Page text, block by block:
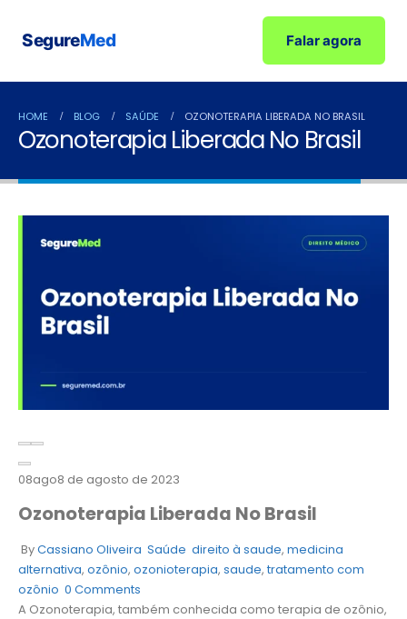
SegureMed Falar agora
HOME BLOG SAÚDE OZONOTERAPIA LIBERADA NO BRASIL
Ozonoterapia Liberada No Brasil
08ago8 de agosto de 2023
Ozonoterapia Liberada No Brasil
ByCassiano Oliveira Saúde direito à saude, medicina
alternativa, ozônio, ozonioterapia, saude,tratamento com
ozônio 0 Comments
A Ozonoterapia, também conhecida como terapia de ozônio,